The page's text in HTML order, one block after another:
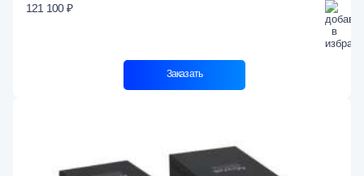
121 100 ₽
Заказать